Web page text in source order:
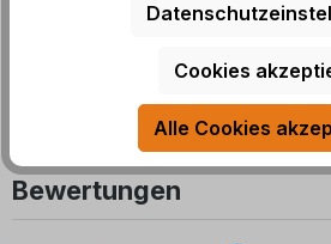
Sie Ihre Markise unkomplMehr
Bewertungen
Cookies
Alle Cookies